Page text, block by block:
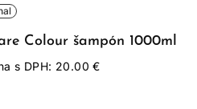
Colour šampón 1000ml
s DPH: 20.00 €